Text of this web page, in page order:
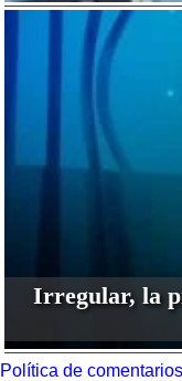
Irregular, la
Política de comentarios